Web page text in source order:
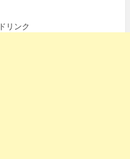
リンク